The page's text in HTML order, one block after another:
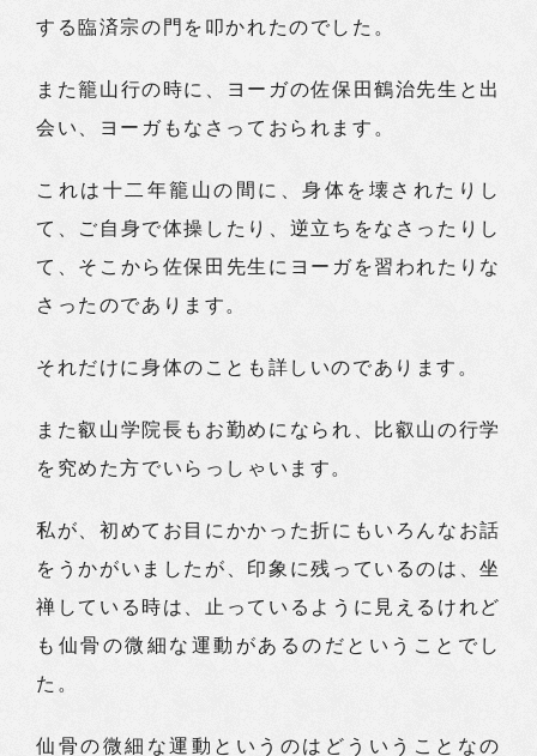
する臨済宗の門を叩かれたのでした。
また籠山行の時に、ヨーガの佐保田鶴治先生と出
会い、ヨーガもなさっておられます。
これは十二年籠山の間に、身体を壊されたりし
て、ご自身で体操したり、逆立ちをなさったりし
て、そこから佐保田先生にヨーガを習われたりな
さったのであります。
それだけに身体のことも詳しいのであります。
また叡山学院長もお勤めになられ、比叡山の行学
を究めた方でいらっしゃいます。
私が、初めてお目にかかった折にもいろんなお話
をうかがいましたが、印象に残っているのは、坐
禅している時は、止っているように見えるけれど
も仙骨の微細な運動があるのだということでし
た。
仙骨の微細な運動というのはどういうことなの